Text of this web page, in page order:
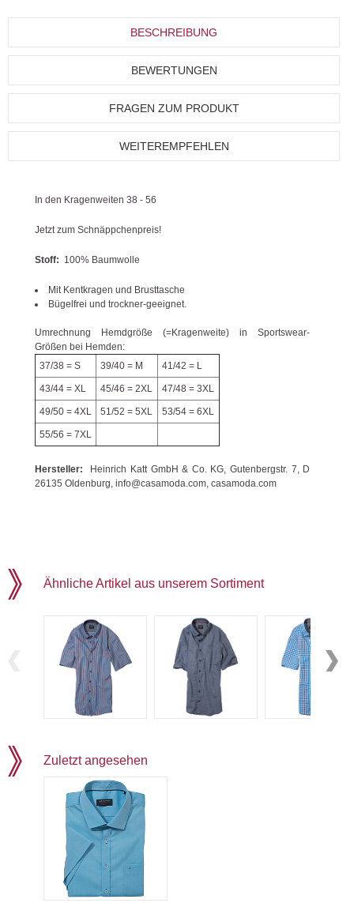
BESCHREIBUNG
BEWERTUNGEN
FRAGEN ZUM PRODUKT
WEITEREMPFEHLEN
In den Kragenweiten 38 - 56
Jetzt zum Schnäppchenpreis!
Stoff: 100% Baumwolle
Mit Kentkragen und Brusttasche
Bügelfrei und trockner-geeignet.
Umrechnung Hemdgröße (=Kragenweite) in Sportswear-
Größen bei Hemden:
37/38 = S
39/40 = M 41/42 = L
43/44 = XL 45/46 = 2XL 47/48 = 3XL
49/50 = 4XL 51/52 = 5XL 53/54 = 6XL
55/56 = 7XL
Hersteller: Heinrich Katt GmbH & Co. KG, Gutenbergstr. 7, D
26135 Oldenburg, info@casamoda.com, casamoda.com
Ähnliche Artikel aus unserem Sortiment
Zuletzt angesehen